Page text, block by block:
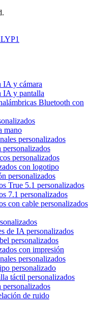
IA y cámara
IA y pantalla
Bluetooth con
mano
personalizados
personalizados
con logotipo
personalizados
True 5.1 personalizados
7.1 personalizados
con cable personalizados
de IA personalizados
personalizados
con impresión
personalizados
personalizado
táctil personalizados
de ruido